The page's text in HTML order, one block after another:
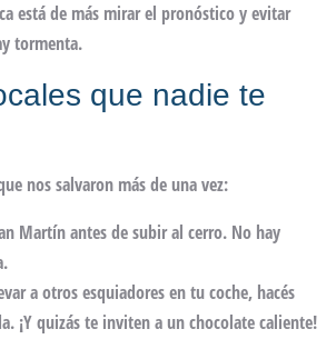
está de más mirar el pronóstico y evitar
tormenta.
que nadie te
nos salvaron más de una vez:
Martín antes de subir al cerro. No hay
a otros esquiadores en tu coche, hacés
¡Y quizás te inviten a un chocolate caliente!